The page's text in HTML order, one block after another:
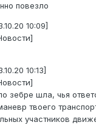
повезло
10:09]
10:13]
зебре шла, чья
твоего
участников